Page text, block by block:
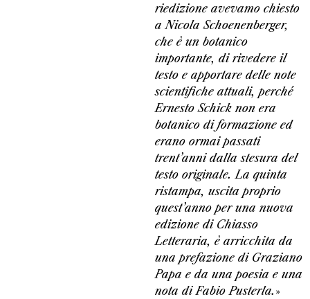
riedizione avevamo chiesto
a Nicola Schoenenberger,
che è un botanico
importante, di rivedere il
testo e apportare delle note
scientifiche attuali, perché
Ernesto Schick non era
botanico di formazione ed
erano ormai passati
trent’anni dalla stesura del
testo originale. La quinta
ristampa, uscita proprio
quest’anno per una nuova
edizione di Chiasso
Letteraria, è arricchita da
una prefazione di Graziano
Papa e da una poesia e una
nota di Fabio Pusterla. »